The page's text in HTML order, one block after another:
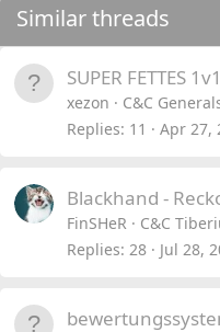
Similar threads
SUPER FETTES
xezon
C&C
Replies 11 Apr 27,
Blackhand -
FinSHeR
C&C
Replies 28 Jul 28,